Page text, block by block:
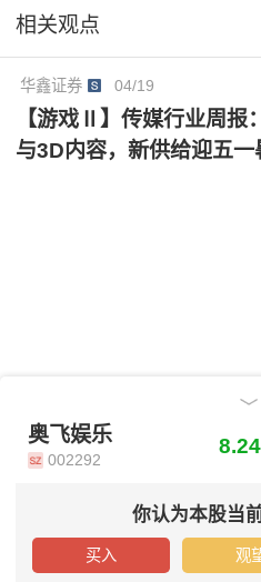
8.7、54.4、36.5倍，2025年
司业绩再上台阶，AI加持下
式的生命力，通过创造新内
费助力其IP商业价值再放异
相关观点
华鑫证券 04/19
【游戏Ⅱ】传媒行业周报
与3D内容，新供给迎五一
奥飞娱乐
奥飞娱乐
002292
8.24
你认为本股当
买入 观